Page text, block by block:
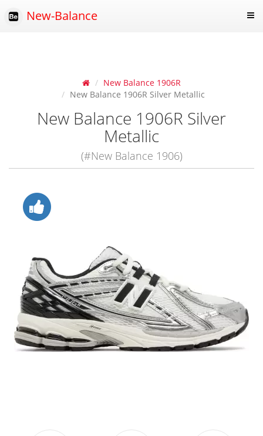
New-Balance
New Balance 1906R
New Balance 1906R Silver Metallic
New Balance 1906R Silver
Metallic
(#New Balance 1906)